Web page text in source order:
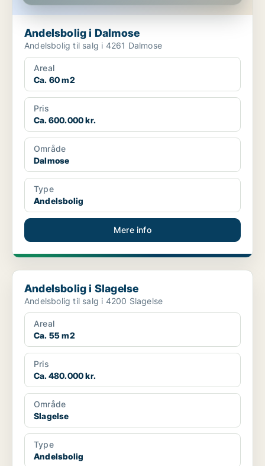
Andelsbolig i Dalmose
Andelsbolig til salg i 4261 Dalmose
Areal
Ca. 60 m2
Pris
Ca. 600.000 kr.
Område
Dalmose
Type
Andelsbolig
Mere info
Andelsbolig i Slagelse
Andelsbolig i Slagelse
Andelsbolig til salg i 4200 Slagelse
Areal
Ca. 55 m2
Pris
Ca. 480.000 kr.
Område
Slagelse
Type
Andelsbolig